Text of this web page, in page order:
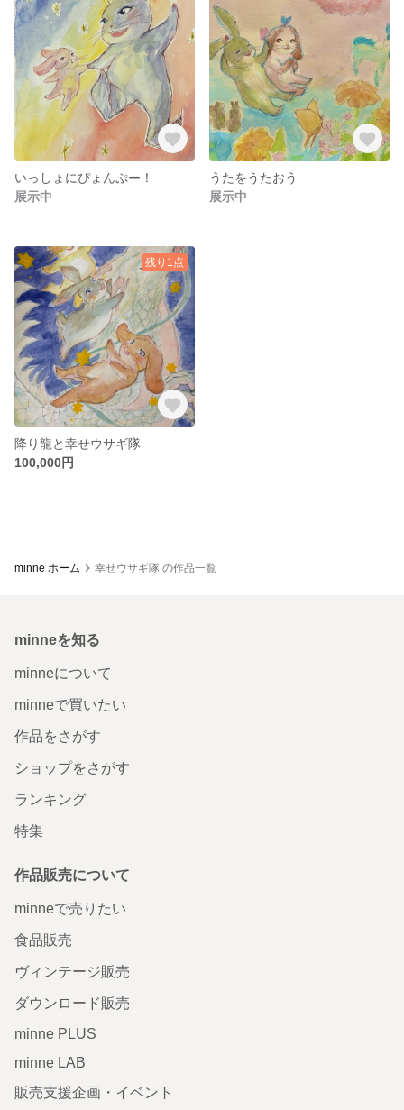
いっしょにぴょんぷー！
展示中
うたをうたおう
展示中
残り1点
降り龍と幸せウサギ隊
100,000円
minne ホーム 幸せウサギ隊 の作品一覧
minneを知る
minneについて
minneで買いたい
作品をさがす
ショップをさがす
ランキング
特集
作品販売について
minneで売りたい
食品販売
ヴィンテージ販売
ダウンロード販売
minne PLUS
minne LAB
販売支援企画・イベント